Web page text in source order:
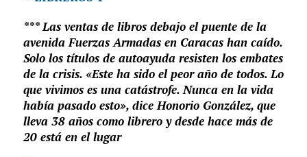
*** Las ventas de libros debajo el puente de la
avenida Fuerzas Armadas en Caracas han caído.
Solo los títulos de autoayuda resisten los embates
de la crisis. «Este ha sido el peor año de todos. Lo
que vivimos es una catástrofe. Nunca en la vida
había pasado esto», dice Honorio González, que
lleva 38 años como librero y desde hace más de
20 está en el lugar